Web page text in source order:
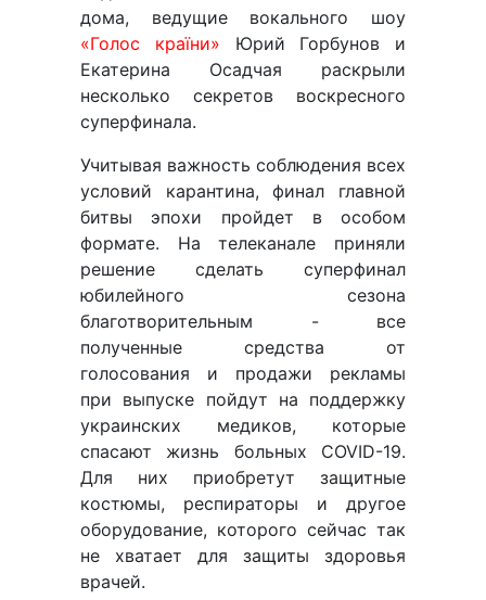
дома, ведущие вокального шоу
«Голос країни» Юрий Горбунов и
Екатерина Осадчая раскрыли
несколько секретов воскресного
суперфинала.
Учитывая важность соблюдения всех
условий карантина, финал главной
битвы эпохи пройдет в особом
формате. На телеканале приняли
решение сделать суперфинал
юбилейного сезона
благотворительным - все
полученные средства от
голосования и продажи рекламы
при выпуске пойдут на поддержку
украинских медиков, которые
спасают жизнь больных COVID-19.
Для них приобретут защитные
костюмы, респираторы и другое
оборудование, которого сейчас так
не хватает для защиты здоровья
врачей.